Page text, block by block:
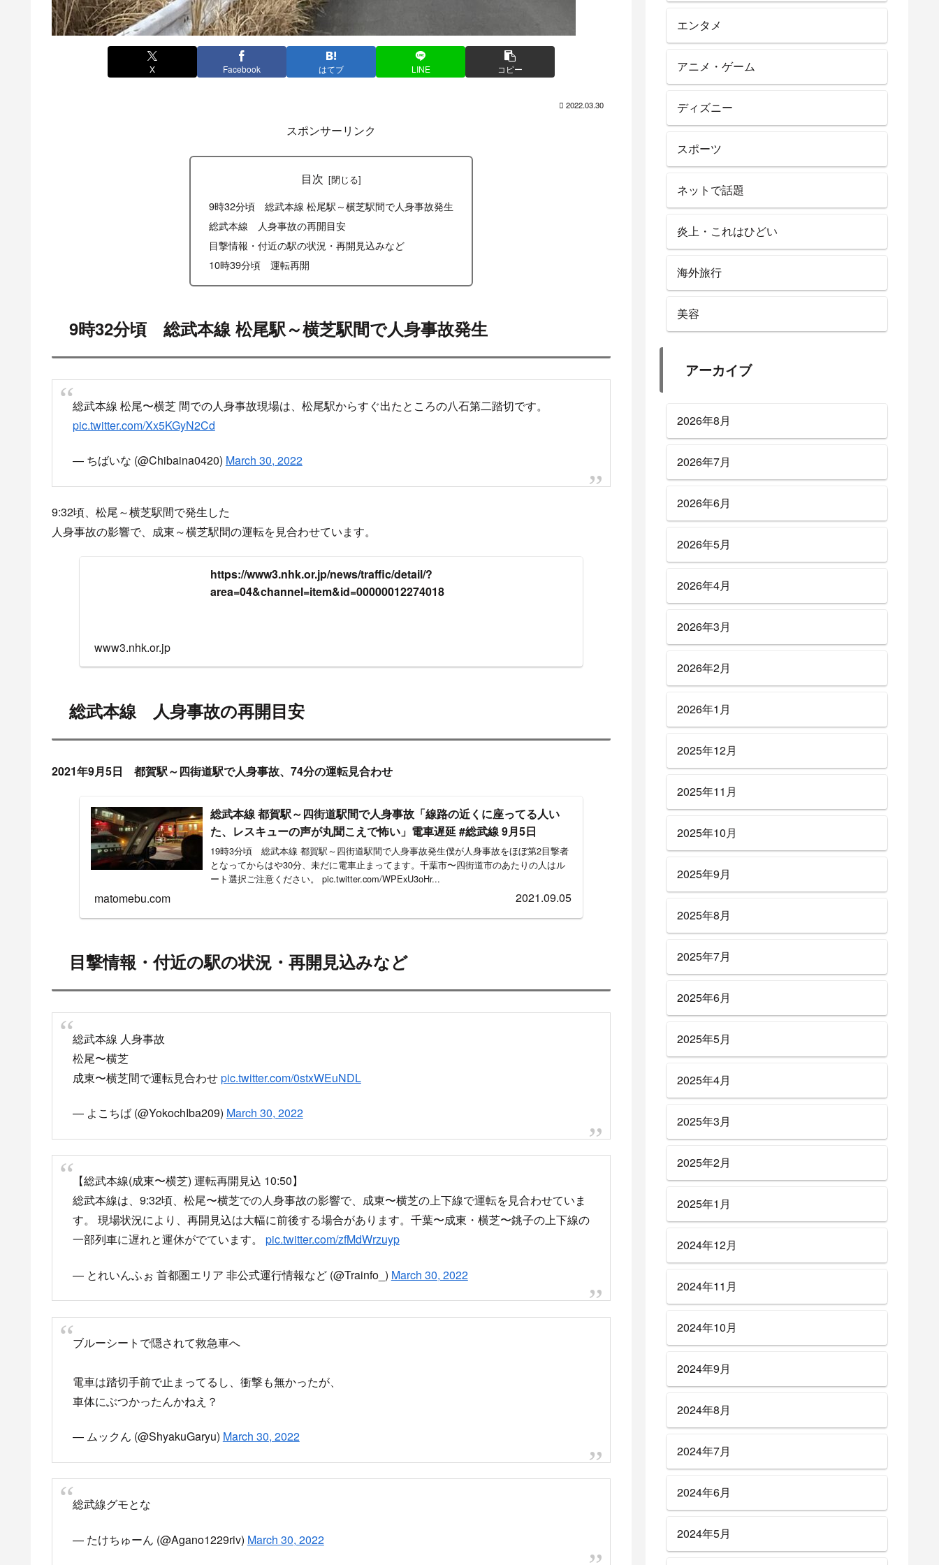
Facebook
スポンサーリンク
目次
9時32分頃 総武本線 松尾駅～横芝駅間で人身事故発生
9時32分頃 総武本線 松尾駅～横芝駅間で人身事故発生
総武本線 松尾〜横芝 間での人身事故現場は、松尾駅からすぐ出たところの八石第二踏切です。
pic.twitter.com/Xx5KGyN2Cd
— ちばいな (@Chibaina0420)March 30, 2022
9:32頃、松尾～横芝駅間で発生した
人身事故の影響で、成東～横芝駅間の運転を見合わせています。
https://www3.nhk.or.jp/news/traffic/detail/?
www3.nhk.or.jp
2021年9月5日 都賀駅～四街道駅で人身事故、74分の運転見合わせ
総武本線 都賀駅～四街道駅間で人身事故「線路の近くに座ってる人い
た、レスキューの声が丸聞こえで怖い」電車遅延 #総武線 9月5日
19時3分頃 総武本線 都賀駅～四街道駅間で人身事故発生僕が人身事故をほぼ第2目撃者
ート選択ご注意ください。 pic.twitter.com/WPExU3oHr...
目撃情報・付近の駅の状況・再開見込みなど
総武本線 人身事故
— よこちば (@YokochIba209)
エンタメ
アニメ・ゲーム
ディズニー
スポーツ
ネットで話題
炎上・これはひどい
海外旅行
美容
アーカイブ
2026年8月
2026年7月
2026年6月
2026年5月
2026年4月
2026年3月
2026年2月
2026年1月
2025年12月
2025年11月
2025年10月
2025年9月
2025年8月
2025年7月
2025年6月
2025年5月
2025年4月
2025年3月
2025年2月
2025年1月
2024年12月
2024年11月
2024年10月
2024年9月
2024年8月
2024年7月
2024年6月
2024年5月